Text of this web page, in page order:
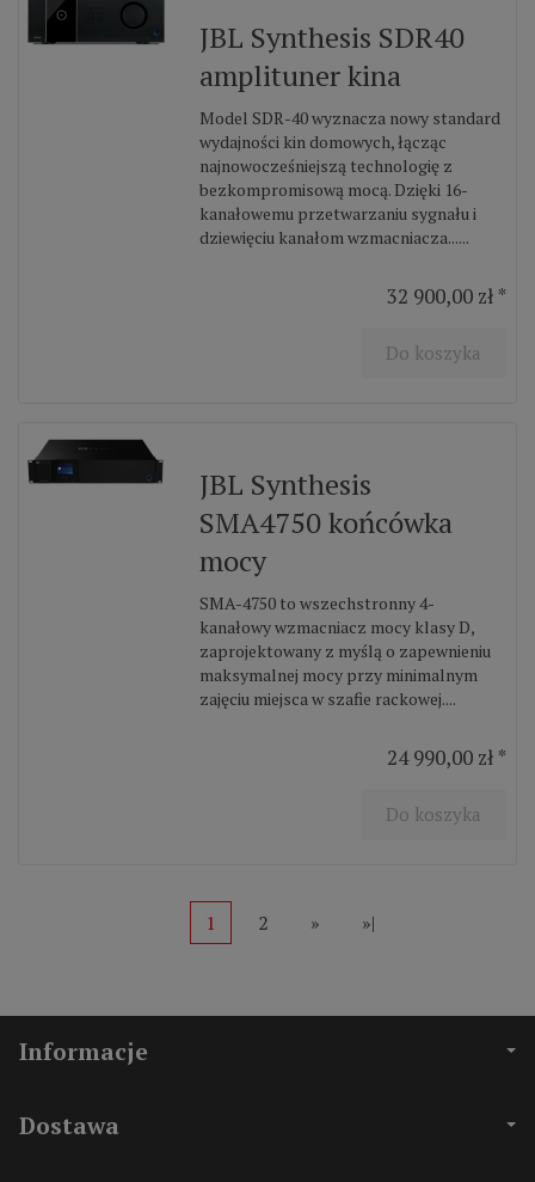
JBL Synthesis SDR40
amplituner kina
Model SDR-40 wyznacza nowy standard
wydajności kin domowych, łącząc
najnowocześniejszą technologię z
bezkompromisową mocą. Dzięki 16-
kanałowemu przetwarzaniu sygnału i
dziewięciu kanałom wzmacniacza......
32 900,00 zł *
Do koszyka
JBL Synthesis
SMA4750 końcówka
mocy
SMA-4750 to wszechstronny 4-
kanałowy wzmacniacz mocy klasy D,
zaprojektowany z myślą o zapewnieniu
maksymalnej mocy przy minimalnym
zajęciu miejsca w szafie rackowej....
24 990,00 zł *
Do koszyka
1 2 » »|
Informacje
Dostawa